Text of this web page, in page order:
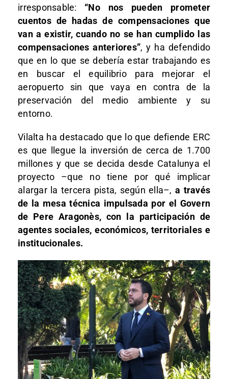
irresponsable: “No nos pueden prometer
cuentos de hadas de compensaciones que
van a existir, cuando no se han cumplido las
compensaciones anteriores”, y ha defendido
que en lo que se debería estar trabajando es
en buscar el equilibrio para mejorar el
aeropuerto sin que vaya en contra de la
preservación del medio ambiente y su
entorno.
Vilalta ha destacado que lo que defiende ERC
es que llegue la inversión de cerca de 1.700
millones y que se decida desde Catalunya el
proyecto –que no tiene por qué implicar
alargar la tercera pista, según ella–, a través
de la mesa técnica impulsada por el Govern
de Pere Aragonès, con la participación de
agentes sociales, económicos, territoriales e
institucionales.